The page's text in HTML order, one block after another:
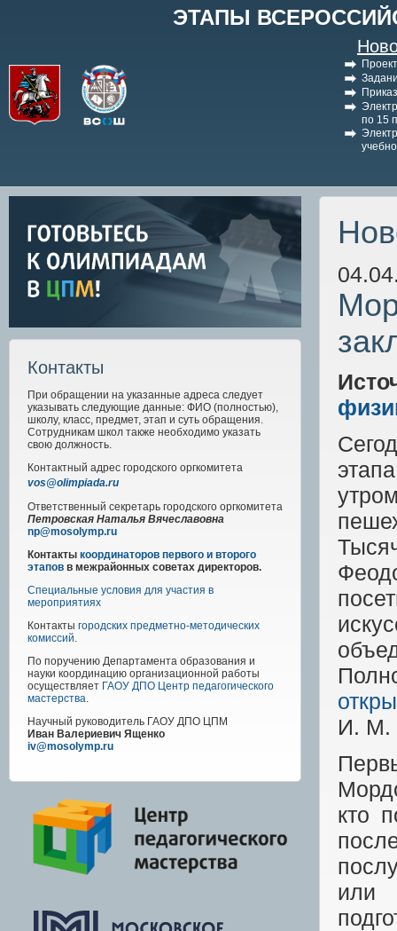
ЭТАПЫ
по 15
Контакты
При обращении на указанные адреса следует
указывать следующие данные: ФИО (полностью),
школу, класс, предмет, этап и суть обращения.
Сотрудникам школ также необходимо указать
свою должность.
Контактный адрес городского оргкомитета
vos@olimpiada.ru
Ответственный секретарь городского оргкомитета
Петровская Наталья Вячеславовна
np@mosolymp.ru
Контакты координаторов первого и второго
этапов в межрайонных советах директоров.
Специальные условия для участия в
мероприятиях
Контакты городских предметно-методических
комиссий.
По поручению Департамента образования и
науки координацию организационной работы
осуществляет ГАОУ ДПО Центр педагогического
мастерства.
Научный руководитель ГАОУ ДПО ЦПМ
Иван Валериевич Ященко
iv@mosolymp.ru
И. М.
кто
или